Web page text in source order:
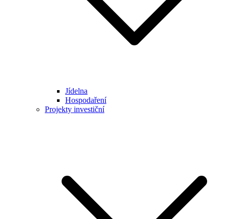
Jídelna
Hospodaření
Projekty investiční